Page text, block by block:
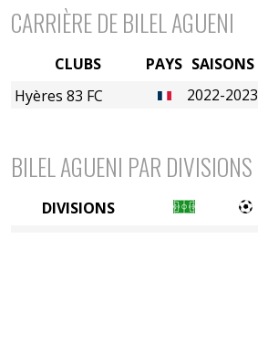
CARRIÈRE DE BILEL AGUENI
PAYS SAISONS
2022-2023
CLUBS
Hyères 83 FC
BILEL AGUENI PAR DIVISIONS
DIVISIONS